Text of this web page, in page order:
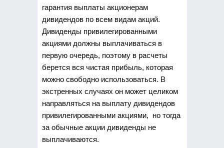
гарантия выплаты акционерам
дивидендов по всем видам акций.
Дивиденды привилегированными
акциями должны выплачиваться в
первую очередь, поэтому в расчеты
берется вся чистая прибыль, которая
можно свободно использоваться. В
экстренных случаях он может целиком
направляться на выплату дивидендов
привилегированными акциями, но тогда
за обычные акции дивиденды не
выплачиваются.